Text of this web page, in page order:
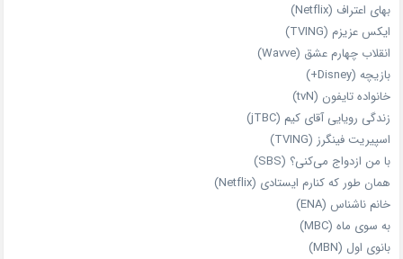
بهای اعتراف (Netflix)
ایکس عزیزم (TVING)
انقلاب چهارم عشق (Wavve)
بازیچه (Disney+)
خانواده تایفون (tvN)
زندگی رویایی آقای کیم (jTBC)
اسپیریت فینگرز (TVING)
با من ازدواج می‌کنی؟ (SBS)
همان‌ طور که کنارم ایستادی (Netflix)
خانم ناشناس (ENA)
به سوی ماه (MBC)
بانوی اول (MBN)